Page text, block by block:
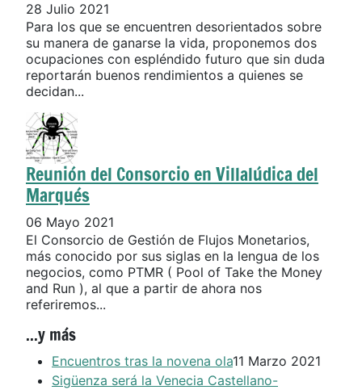
28 Julio 2021
Para los que se encuentren desorientados sobre
su manera de ganarse la vida, proponemos dos
ocupaciones con espléndido futuro que sin duda
reportarán buenos rendimientos a quienes se
decidan...
Reunión del Consorcio en Villalúdica del
Marqués
06 Mayo 2021
El Consorcio de Gestión de Flujos Monetarios,
más conocido por sus siglas en la lengua de los
negocios, como PTMR ( Pool of Take the Money
and Run ), al que a partir de ahora nos
referiremos...
...y más
Encuentros tras la novena ola11 Marzo 2021
Sigüenza será la Venecia Castellano-